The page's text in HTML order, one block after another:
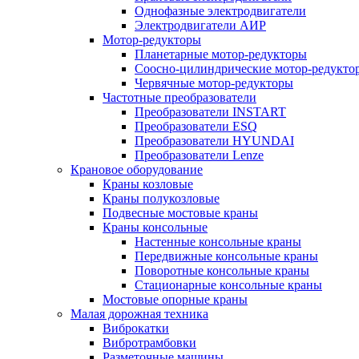
Однофазные электродвигатели
Электродвигатели АИР
Мотор-редукторы
Планетарные мотор-редукторы
Соосно-цилиндрические мотор-
Червячные мотор-редукторы
Частотные преобразователи
Преобразователи INSTART
Преобразователи ESQ
Преобразователи HYUNDAI
Преобразователи Lenze
Крановое оборудование
Краны козловые
Краны полукозловые
Подвесные мостовые краны
Краны консольные
Настенные консольные краны
Передвижные консольные краны
Поворотные консольные краны
Стационарные консольные краны
Мостовые опорные краны
Малая дорожная техника
Виброкатки
Вибротрамбовки